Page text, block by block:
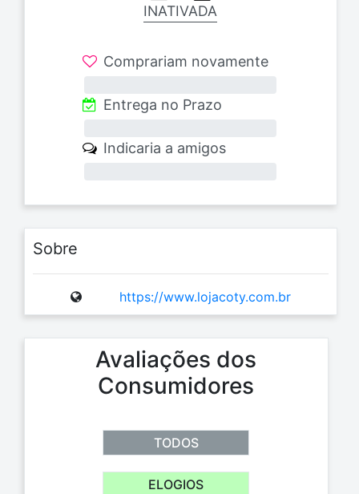
INATIVADA
Comprariam novamente
Entrega no Prazo
Indicaria a amigos
Avaliações dos
Consumidores
TODOS
ELOGIOS
Sobre
https://www.lojacoty.com.br